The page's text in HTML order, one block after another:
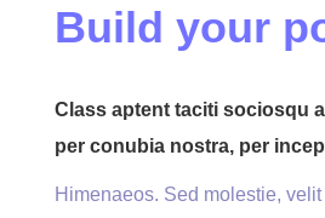
Build your
Class aptent taciti sociosqu
per conubia nostra, per
Himenaeos. Sed molestie,